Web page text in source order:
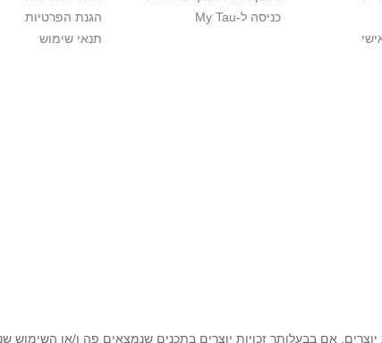
כניסה ל-My Tau
הגנת הפרטיות
תנאי שימוש
אם בבעלותך זכויות יוצרים בתכנים שנמצאים פה ו/או השימוש